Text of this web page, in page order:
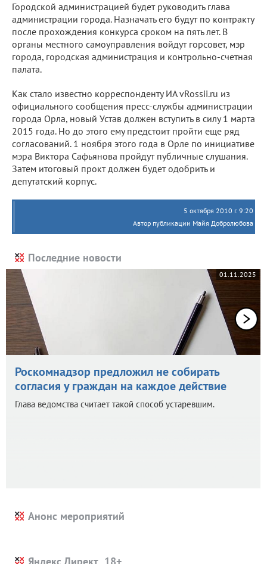
Городской администрацией будет руководить глава
администрации города. Назначать его будут по контракту
после прохождения конкурса сроком на пять лет. В
органы местного самоуправления войдут горсовет, мэр
города, городская администрация и контрольно-счетная
палата.
Как стало известно корреспонденту ИА vRossii.ru из
официального сообщения пресс-службы администрации
города Орла, новый Устав должен вступить в силу 1 марта
2015 года. Но до этого ему предстоит пройти еще ряд
согласований. 1 ноября этого года в Орле по инициативе
мэра Виктора Сафьянова пройдут публичные слушания.
Затем итоговый прокт должен будет одобрить и
депутатский корпус.
5 октября 2010 г. 9:20
Автор публикации Майя Добролюбова
Последние новости
01.11.2025
Роскомнадзор предложил не собирать
согласия у граждан на каждое действие
Глава ведомства считает такой способ устаревшим.
Анонс мероприятий